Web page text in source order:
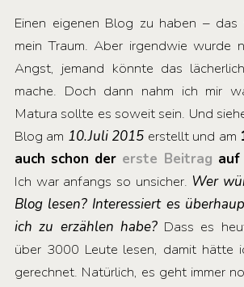
Einen eigenen Blog zu haben – das
mein Traum. Aber irgendwie wurde
Angst, jemand könnte das
mache. Doch dann nahm ich mir
Matura sollte es soweit sein. Und
Blog am 10.Juli 2015 erstellt und am
auch schon der erste Beitrag auf
Ich war anfangs so unsicher. Wer
Blog lesen? Interessiert es
ich zu erzählen habe?Dass es
über 3000 Leute lesen, damit hätte
gerechnet. Natürlich, es geht immer